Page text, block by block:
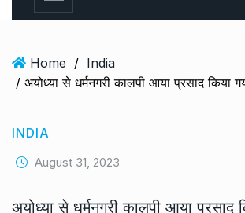
Home / India
INDIA
August 31, 2023
अयोध्या से धर्मनगरी कालपी आया प्रसाद